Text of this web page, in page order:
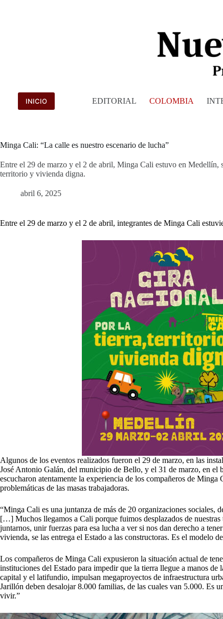
INICIO EDITORIAL COLOMBIA
Minga Cali: “La calle es nuestro escenario de lucha”
Entre el 29 de marzo y el 2 de abril, Minga Cali estuvo en Medellín,
territorio y vivienda digna.
abril 6, 2025
Entre el 29 de marzo y el 2 de abril, integrantes de Minga Cali
Algunos de los eventos realizados fueron el 29 de marzo, en las
José Antonio Galán, del municipio de Bello, y el 31 de marzo, en el
escucharon atentamente la experiencia de los compañeros de
problemáticas de las masas trabajadoras.
“Minga Cali es una juntanza de más de 20 organizaciones sociales,
[…] Muchos llegamos a Cali porque fuimos desplazados de
juntarnos, unir fuerzas para esa lucha a ver si nos dan derecho a
vivienda, se las entrega el Estado a las constructoras. Es el modelo
Los compañeros de Minga Cali expusieron la situación actual de
instituciones del Estado para impedir que la tierra llegue a manos
capital y el latifundio, impulsan megaproyectos de infraestructura
Jarillón deben desalojar 8.000 familias, de las cuales van 5.000. Es
vivir.”